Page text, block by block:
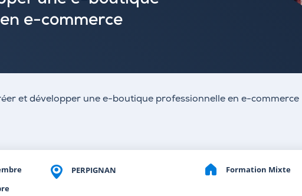
e-commerce
et développer une e-boutique professionnelle en e-commerce
PERPIGNAN Formation Mixte